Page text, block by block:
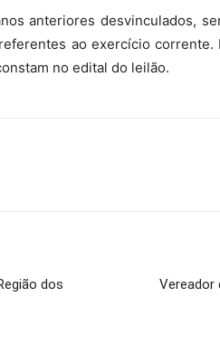
anteriores desvinculados,
ao exercício
no edital do leilão.
dos
Vereador